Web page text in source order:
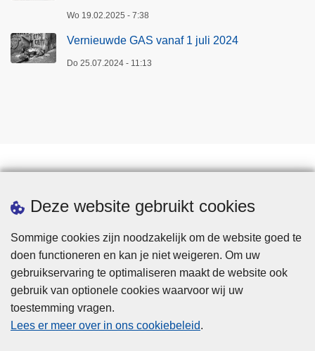
Deze website gebruikt cookies
Sommige cookies zijn noodzakelijk om de website goed te
doen functioneren en kan je niet weigeren. Om uw
gebruikservaring te optimaliseren maakt de website ook
gebruik van optionele cookies waarvoor wij uw
toestemming vragen.
Lees er meer over in ons cookiebeleid.
Wo 19.02.2025 - 7:38
Vernieuwde GAS vanaf 1 juli 2024
Do 25.07.2024 - 11:13
Downloads
Privacy